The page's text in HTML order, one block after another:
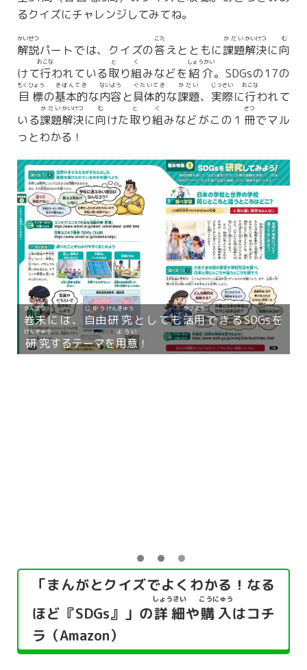
るクイズにチャレンジしてみてね。
解説
かいせつ
パートでは、クイズの答
こた
えとともに課題
かだい
解決
かいけつ
に向
む
けて行
おこな
われている取
と
り組
く
みなどを 紹介
しょうかい
。SDGsの17の
目標
もくひょう
の基本的
きほんてき
な内容
ないよう
と具体的
ぐたいてき
な課題
かだい
、 実際
じっさい
に行
おこな
われて
いる課題
かだい
解決
かいけつ
に向
む
けた取
と
り組
く
みなどがこの１ 冊
さつ
でマル
っとわかる！
「まんがとクイズでよくわかる！なる
ほど『SDGs』」の詳細
しょうさい
や購入
こうにゅう
はコチ
ラ（Amazon）